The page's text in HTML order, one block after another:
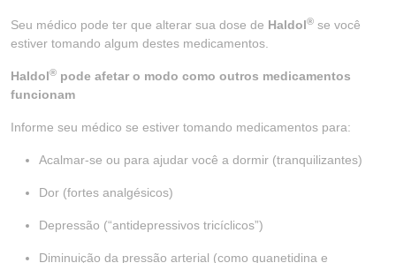
Seu médico pode ter que alterar sua dose de Haldol® se você
estiver tomando algum destes medicamentos.
Haldol® pode afetar o modo como outros medicamentos
funcionam
Informe seu médico se estiver tomando medicamentos para:
Acalmar-se ou para ajudar você a dormir (tranquilizantes)
Dor (fortes analgésicos)
Depressão (“antidepressivos tricíclicos”)
Diminuição da pressão arterial (como guanetidina e